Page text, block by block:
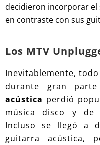
decidieron incorporar
en contraste con sus
Los MTV
Inevitablemente,
durante gran
acústica perdió
música disco y de
Incluso se llegó a
guitarra acústica,